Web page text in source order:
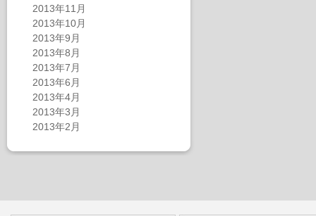
2013年11月
2013年10月
2013年9月
2013年8月
2013年7月
2013年6月
2013年4月
2013年3月
2013年2月